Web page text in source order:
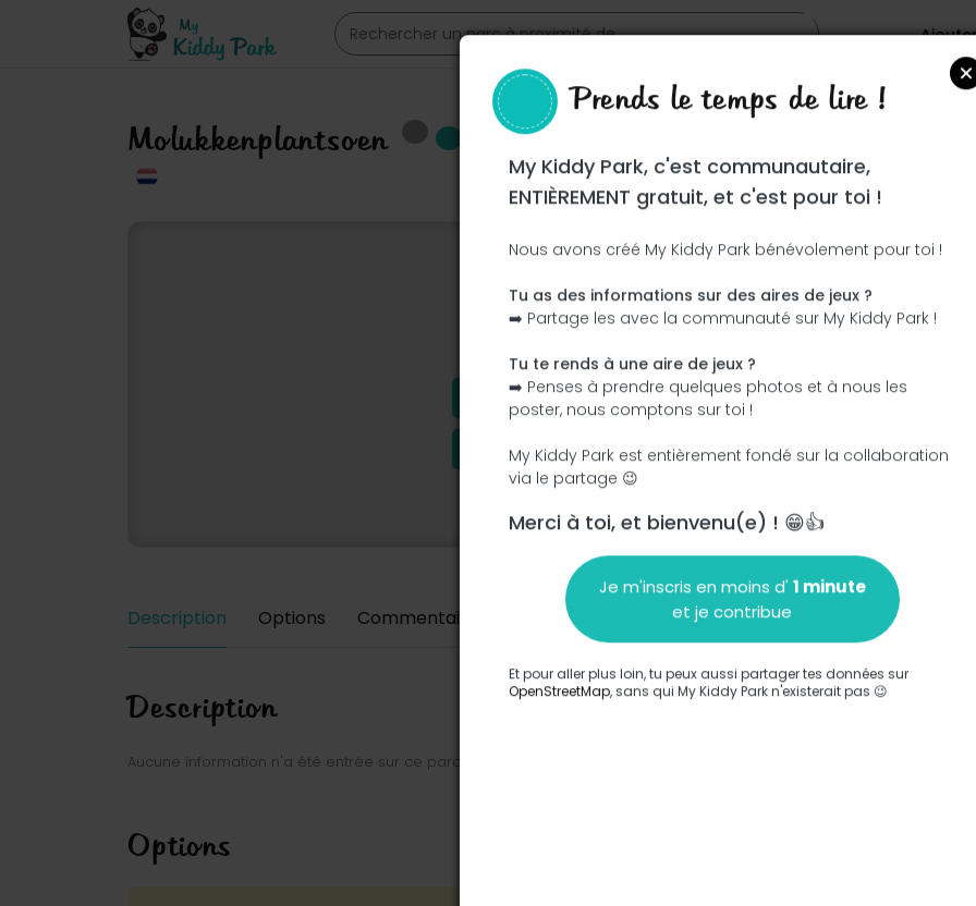
Molukkenplantsoen
Ce parc n'a pas encore été visité ! À toi de jouer !
J'ajoute le nom J'ajoute des photos
J'ajoute une description J'ajoute les équipements
Description Options Commentaires Ajouter un commentaire
Description
Aucune information n'a été entrée sur ce parc.
Options
Prends le temps de lire !
My Kiddy Park, c'est communautaire,
ENTIÈREMENT gratuit, et c'est pour toi !
Nous avons créé My Kiddy Park bénévolement pour toi !
Tu as des informations sur des aires de jeux ?
➡️ Partage les avec la communauté sur My Kiddy Park !
Tu te rends à une aire de jeux ?
➡️ Penses à prendre quelques photos et à nous les
poster, nous comptons sur toi !
My Kiddy Park est entièrement fondé sur la collaboration
via le partage 😉
Merci à toi, et bienvenu(e) ! 😁👍
Je m'inscris en moins d'1 minute
et je contribue
Et pour aller plus loin, tu peux aussi partager tes données sur
OpenStreetMap, sans qui My Kiddy Park n'existerait pas 😉